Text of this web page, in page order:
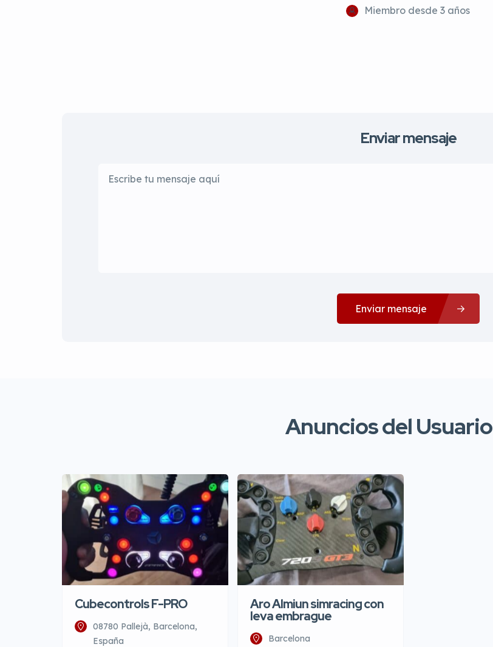
Miembro desde 3 años
Enviar mensaje
Enviar mensaje
Anuncios del Usuario
Cubecontrols F-PRO
08780 Pallejà, Barcelona,
España
Aro Almiun simracing con
leva embrague
Barcelona